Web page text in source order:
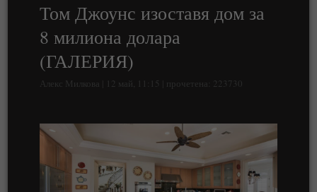
Том Джоунс изоставя дом за
8 милиона долара
(ГАЛЕРИЯ)
Алекс Милкова | 12 май, 11:15 | прочетена: 223730